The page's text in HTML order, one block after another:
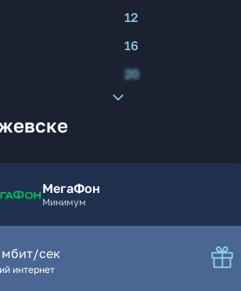
12
16
20
МегаФон
Минимум
мбит/сек
интернет